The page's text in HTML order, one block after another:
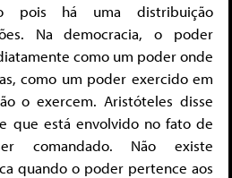
pois há uma distribuição
Na democracia, o poder
como um poder onde
como um poder exercido em
o exercem. Aristóteles disse
que está envolvido no fato de
comandado. Não existe
quando o poder pertence aos